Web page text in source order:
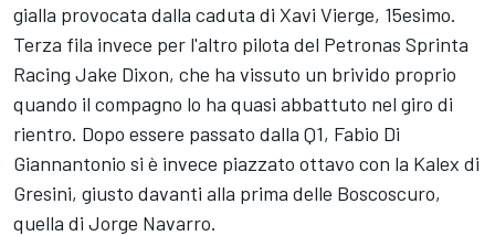
gialla provocata dalla caduta di Xavi Vierge, 15esimo.
Terza fila invece per l'altro pilota del Petronas Sprinta
Racing Jake Dixon, che ha vissuto un brivido proprio
quando il compagno lo ha quasi abbattuto nel giro di
rientro. Dopo essere passato dalla Q1, Fabio Di
Giannantonio si è invece piazzato ottavo con la Kalex di
Gresini, giusto davanti alla prima delle Boscoscuro,
quella di Jorge Navarro.